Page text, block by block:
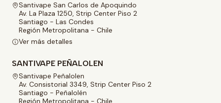
Santivape San Carlos de Apoquindo
Av. La Plaza 1250, Strip Center Piso 2
Santiago - Las Condes
Región Metropolitana - Chile
Ver más detalles
SANTIVAPE PEÑALOLEN
Santivape Peñalolen
Av. Consistorial 3349, Strip Center Piso 2
Santiago - Peñalolén
Región Metropolitana - Chile